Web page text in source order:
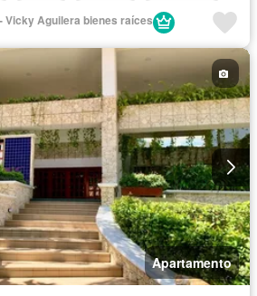
Gas natural
Sauna
Vicky Aguilera bienes raíces
Apartamento